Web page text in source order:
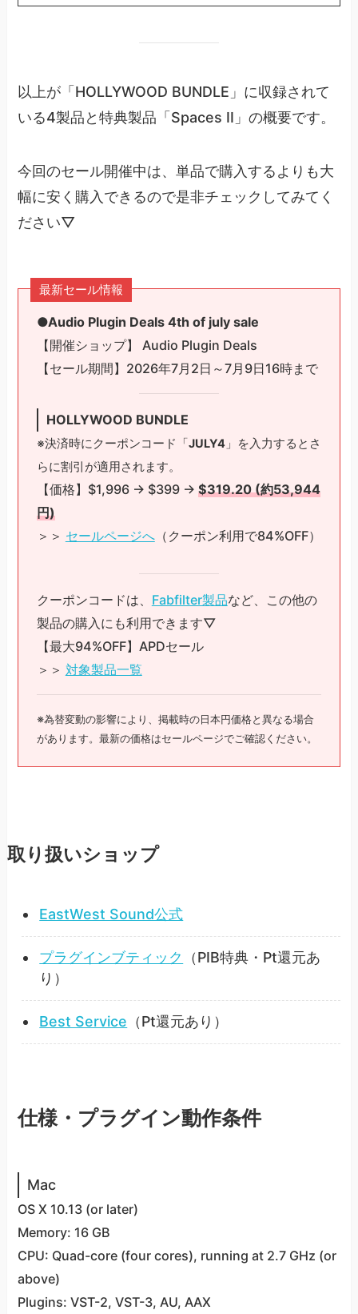
以上が「HOLLYWOOD BUNDLE」に収録されて
いる4製品と特典製品「Spaces II」の概要です。
今回のセール開催中は、単品で購入するよりも大
幅に安く購入できるので是非チェックしてみてく
ださい▽
最新セール情報
●Audio Plugin Deals 4th of july sale
【開催ショップ】 Audio Plugin Deals
【セール期間】2026年7月2日～7月9日16時まで
HOLLYWOOD BUNDLE
※決済時にクーポンコード「JULY4」を入力するとさ
らに割引が適用されます。
【価格】$1,996 → $399 → $319.20 (約53,944
円)
＞＞ セールページへ（クーポン利用で84%OFF）
クーポンコードは、 Fabfilter製品など、この他の
製品の購入にも利用できます▽
【最大94%OFF】APDセール
＞＞ 対象製品一覧
※為替変動の影響により、掲載時の日本円価格と異なる場合
があります。最新の価格はセールページでご確認ください。
取り扱いショップ
EastWest Sound公式
プラグインブティック
（PIB特典・Pt還元あ
り）
Best Service （Pt還元あり）
仕様・プラグイン動作条件
Mac
OS X 10.13 (or later)
Memory: 16 GB
CPU: Quad-core (four cores), running at 2.7 GHz (or
above)
Plugins: VST-2, VST-3, AU, AAX